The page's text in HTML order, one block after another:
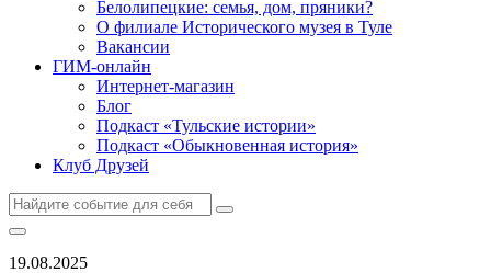
Белолипецкие: семья, дом, пряники?
О филиале Исторического музея в Туле
Вакансии
ГИМ-онлайн
Интернет-магазин
Блог
Подкаст «Тульские истории»
Подкаст «Обыкновенная история»
Клуб Друзей
19.08.2025